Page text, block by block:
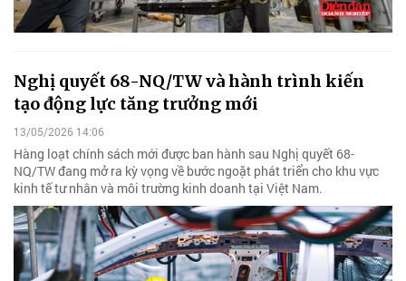
Nghị quyết 68-NQ/TW và hành trình kiến
tạo động lực tăng trưởng mới
13/05/2026 14:06
Hàng loạt chính sách mới được ban hành sau Nghị quyết 68-
NQ/TW đang mở ra kỳ vọng về bước ngoặt phát triển cho khu vực
kinh tế tư nhân và môi trường kinh doanh tại Việt Nam.